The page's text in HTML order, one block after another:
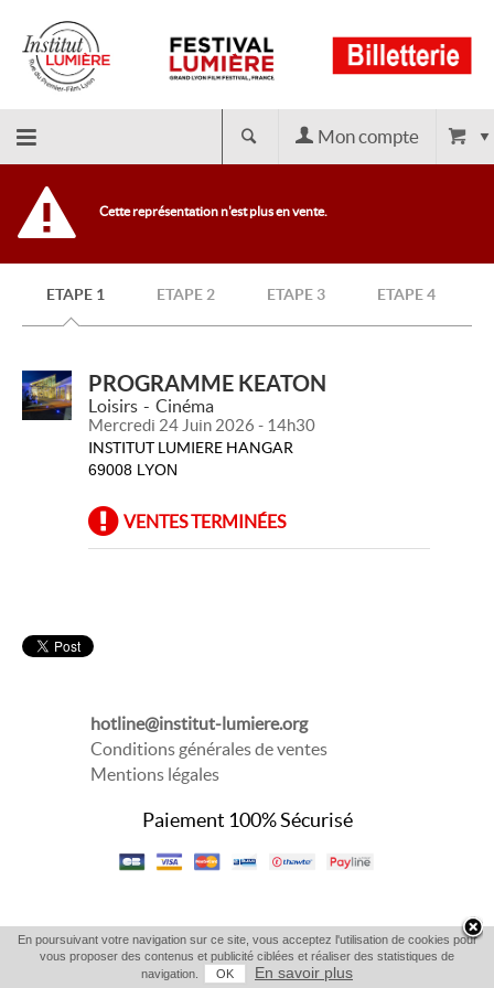
Retour
l'accueil
Mon compte
Cette représentation n'est plus en vente.
ETAPE 1 ETAPE 2 ETAPE 3 ETAPE 4
PROGRAMME KEATON
Loisirs Cinéma
Mercredi 24 Juin 2026 - 14h30
INSTITUT LUMIERE HANGAR
69008 LYON
VENTES TERMINÉES
hotline@institut-lumiere.org
Conditions générales de ventes
Mentions légales
Paiement 100% Sécurisé
En poursuivant votre navigation sur ce site, vous acceptez l'utilisation de cookies pour
vous proposer des contenus et publicité ciblées et réaliser des statistiques de
navigation.
OK En savoir plus